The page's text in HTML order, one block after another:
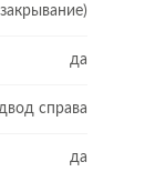
да
справа
да